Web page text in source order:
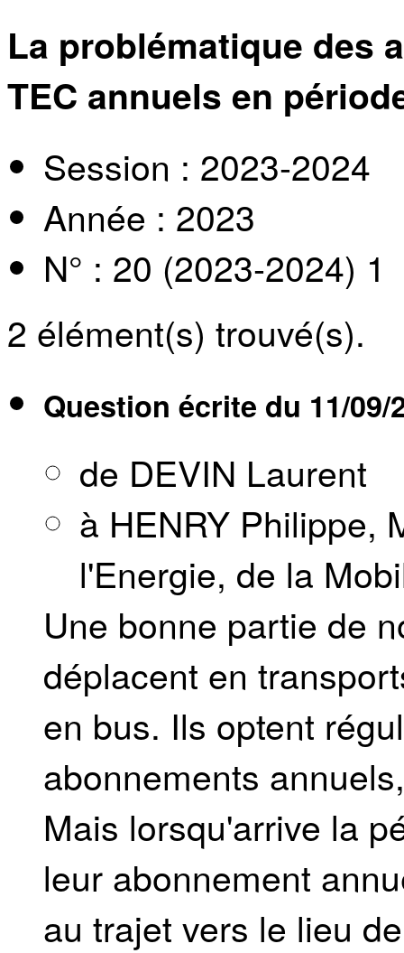
La problématique des
TEC annuels en
Session : 2023-2024
Année : 2023
N° : 20 (2023-2024) 1
2 élément(s) trouvé(s).
Question écrite du 11/09/
de DEVIN Laurent
à HENRY Philippe,
l'Energie, de la
Une bonne partie de
déplacent en
en bus. Ils optent
abonnements
Mais lorsqu'arrive la
leur abonnement
au trajet vers le lieu